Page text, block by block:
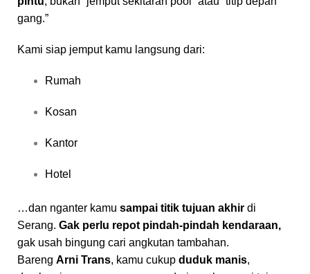
gang.”
Kami siap jemput kamu langsung dari:
Rumah
Kosan
Kantor
Hotel
…dan nganter kamu sampai titik tujuan akhir di
Serang. Gak perlu repot pindah-pindah kendaraan,
gak usah bingung cari angkutan tambahan.
Bareng Arni Trans, kamu cukup duduk manis,